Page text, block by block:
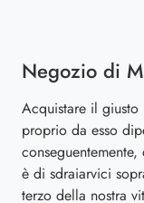
Negozio di
Acquistare il giusto
proprio da esso
è di sdraiarvici
terzo della nostra